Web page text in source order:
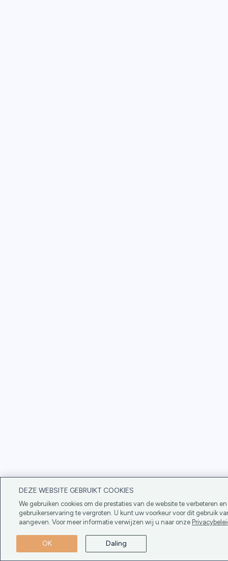
DEZE WEBSITE GEBRUIKT COOKIES
We gebruiken cookies om de prestaties van de website te verbeteren
gebruikerservaring te vergroten. U kunt uw voorkeur voor dit gebruik
aangeven. Voor meer informatie verwijzen wij u naar onze
OK Daling